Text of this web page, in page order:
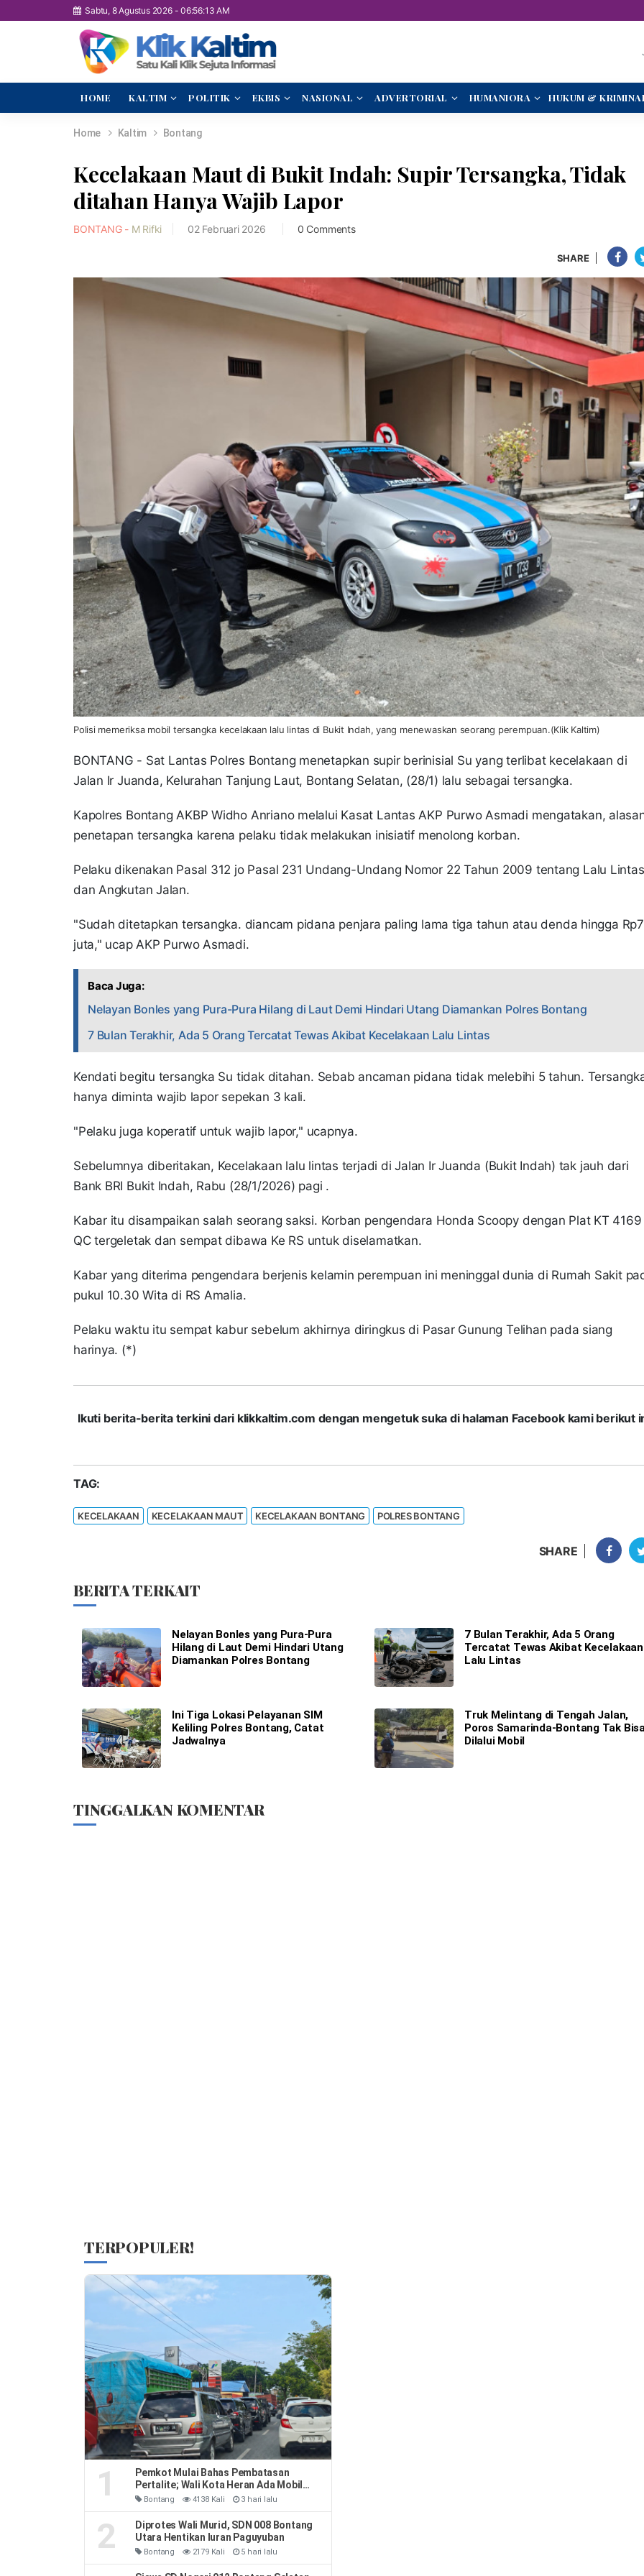
Sabtu, 8 Agustus 2026-06:56:14 AM
HOME KALTIM POLITIK EKBIS NASIONAL ADVERTORIAL HUMANIORA HUKUM &
Home Kaltim Bontang
Kecelakaan Maut di Bukit Indah: Supir Tersangka, Tidak
ditahan Hanya Wajib Lapor
BONTANG - M Rifki 02 Februari 2026 0 Comments
SHARE
Polisi memeriksa mobil tersangka kecelakaan lalu lintas di Bukit Indah, yang menewaskan seorang perempuan.(Klik Kaltim)
BONTANG - Sat Lantas Polres Bontang menetapkan supir berinisial Su yang terlibat kecelakaan di
Jalan Ir Juanda, Kelurahan Tanjung Laut, Bontang Selatan, (28/1) lalu sebagai tersangka.
Kapolres Bontang AKBP Widho Anriano melalui Kasat Lantas AKP Purwo Asmadi mengatakan,
penetapan tersangka karena pelaku tidak melakukan inisiatif menolong korban.
Pelaku dikenakan Pasal 312 jo Pasal 231 Undang-Undang Nomor 22 Tahun 2009 tentang Lalu Lintas
dan Angkutan Jalan.
"Sudah ditetapkan tersangka. diancam pidana penjara paling lama tiga tahun atau denda hingga
juta," ucap AKP Purwo Asmadi.
Baca Juga:
Nelayan Bonles yang Pura-Pura Hilang di Laut Demi Hindari Utang Diamankan Polres Bontang
7 Bulan Terakhir, Ada 5 Orang Tercatat Tewas Akibat Kecelakaan Lalu Lintas
Kendati begitu tersangka Su tidak ditahan. Sebab ancaman pidana tidak melebihi 5 tahun.
hanya diminta wajib lapor sepekan 3 kali.
"Pelaku juga koperatif untuk wajib lapor," ucapnya.
Sebelumnya diberitakan, Kecelakaan lalu lintas terjadi di Jalan Ir Juanda (Bukit Indah) tak jauh dari
Bank BRI Bukit Indah, Rabu (28/1/2026) pagi .
Kabar itu disampaikan salah seorang saksi. Korban pengendara Honda Scoopy dengan Plat KT 4169
QC tergeletak dan sempat dibawa Ke RS untuk diselamatkan.
Kabar yang diterima pengendara berjenis kelamin perempuan ini meninggal dunia di Rumah Sakit
pukul 10.30 Wita di RS Amalia.
Pelaku waktu itu sempat kabur sebelum akhirnya diringkus di Pasar Gunung Telihan pada siang
harinya. (*)
Ikuti berita-berita terkini dari klikkaltim.com dengan mengetuk suka di halaman Facebook kami berikut
TAG:
KECELAKAAN KECELAKAAN MAUT KECELAKAAN BONTANG POLRES BONTANG
SHARE
BERITA TERKAIT
Nelayan Bonles yang Pura-Pura
Hilang di Laut Demi Hindari Utang
Diamankan Polres Bontang
7 Bulan Terakhir, Ada 5 Orang
Tercatat Tewas Akibat Kecelakaan
Lalu Lintas
Ini Tiga Lokasi Pelayanan SIM
Keliling Polres Bontang, Catat
Jadwalnya
Truk Melintang di Tengah Jalan,
Poros Samarinda-Bontang Tak
Dilalui Mobil
TINGGALKAN KOMENTAR
TERPOPULER!
1
Pemkot Mulai Bahas Pembatasan
Pertalite; Wali Kota Heran Ada Mobil
Habiskan 40 Liter Sehari
Bontang 4138 Kali 3 hari lalu
2
Diprotes Wali Murid, SDN 008 Bontang
Utara Hentikan Iuran Paguyuban
Bontang 2179 Kali 5 hari lalu